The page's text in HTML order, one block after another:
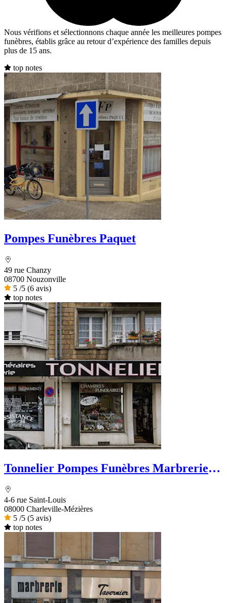
Nous vérifions et sélectionnons chaque année les meilleures pompes
funèbres, établis grâce au retour d’expérience des familles depuis
plus de 15 ans.
top notes
Pompes Funèbres Paquet
49 rue Chanzy
08700 Nouzonville
5 /5 (6 avis)
top notes
Tonnelier Pompes Funèbres Marbrerie
4-6 rue Saint-Louis
08000 Charleville-Mézières
5 /5 (5 avis)
top notes